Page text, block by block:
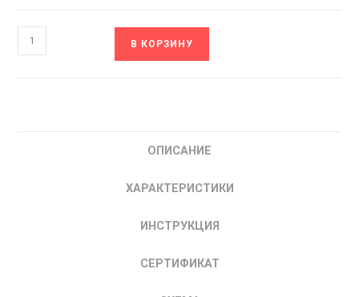
Количество
товара
В КОРЗИНУ
ОПИСАНИЕ
ХАРАКТЕРИСТИКИ
ИНСТРУКЦИЯ
СЕРТИФИКАТ